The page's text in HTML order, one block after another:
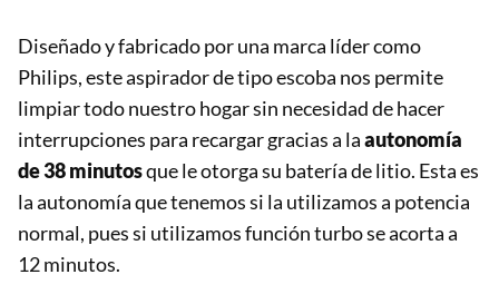
Diseñado y fabricado por una marca líder como
Philips, este aspirador de tipo escoba nos permite
limpiar todo nuestro hogar sin necesidad de hacer
interrupciones para recargar gracias a laautonomía
de 38 minutosque le otorga su batería de litio. Esta es
la autonomía que tenemos si la utilizamos a potencia
normal, pues si utilizamos función turbo se acorta a
12 minutos.